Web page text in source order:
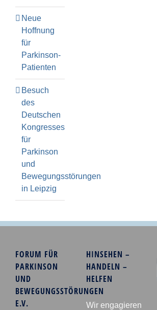
Neue
Hoffnung
für
Parkinson-
Patienten
Besuch
des
Deutschen
Kongresses
für
Parkinson
und
Bewegungsstörungen
in Leipzig
FORUM FÜR
PARKINSON
UND
BEWEGUNGSSTÖRUNGEN
E.V.
HINSEHEN –
HANDELN –
HELFEN
Wir engagieren